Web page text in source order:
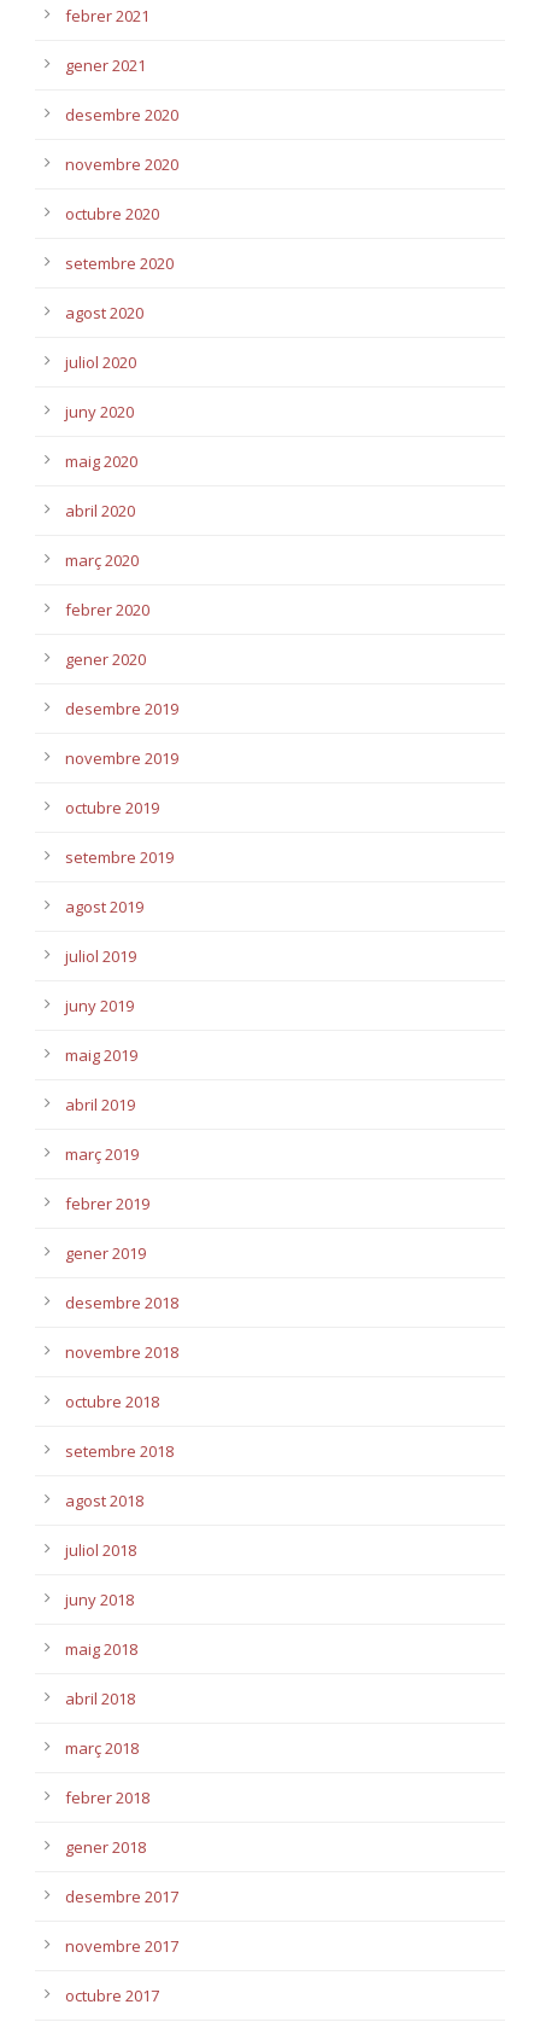
febrer 2021
gener 2021
desembre 2020
novembre 2020
octubre 2020
setembre 2020
agost 2020
juliol 2020
juny 2020
maig 2020
abril 2020
març 2020
febrer 2020
gener 2020
desembre 2019
novembre 2019
octubre 2019
setembre 2019
agost 2019
juliol 2019
juny 2019
maig 2019
abril 2019
març 2019
febrer 2019
gener 2019
desembre 2018
novembre 2018
octubre 2018
setembre 2018
agost 2018
juliol 2018
juny 2018
maig 2018
abril 2018
març 2018
febrer 2018
gener 2018
desembre 2017
novembre 2017
octubre 2017